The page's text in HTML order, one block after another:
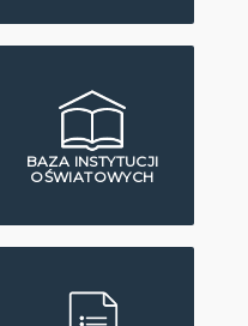
BAZA INSTYTUCJI
OŚWIATOWYCH